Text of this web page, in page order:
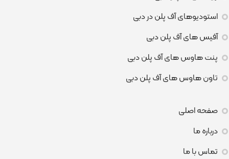
استودیوهای آف پلن در دبی
آفیس های آف پلن دبی
پنت هاوس های آف پلن دبی
تاون هاوس های آف پلن دبی
صفحه اصلی
درباره ما
تماس با ما